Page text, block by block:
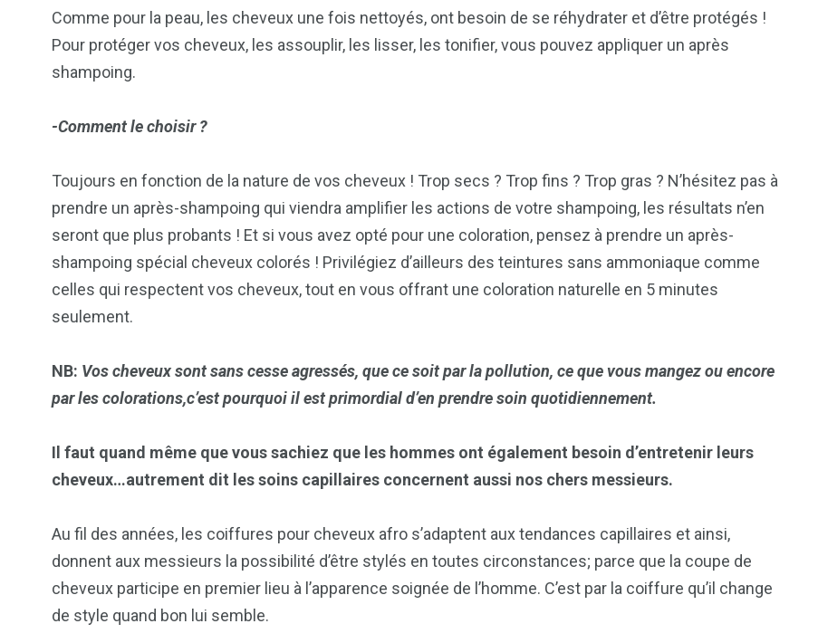
Comme pour la peau, les cheveux une fois nettoyés, ont besoin de se réhydrater et d’être protégés !
Pour protéger vos cheveux, les assouplir, les lisser, les tonifier, vous pouvez appliquer un après
shampoing.
-Comment le choisir ?
Toujours en fonction de la nature de vos cheveux ! Trop secs ? Trop fins ? Trop gras ? N’hésitez pas à
prendre un après-shampoing qui viendra amplifier les actions de votre shampoing, les résultats n’en
seront que plus probants ! Et si vous avez opté pour une coloration, pensez à prendre un après-
shampoing spécial cheveux colorés ! Privilégiez d’ailleurs des teintures sans ammoniaque comme
celles qui respectent vos cheveux, tout en vous offrant une coloration naturelle en 5 minutes
seulement.
NB: Vos cheveux sont sans cesse agressés, que ce soit par la pollution, ce que vous mangez ou encore
par les colorations,c’est pourquoi il est primordial d’en prendre soin quotidiennement.
Il faut quand même que vous sachiez que les hommes ont également besoin d’entretenir leurs
cheveux…autrement dit les soins capillaires concernent aussi nos chers messieurs.
Au fil des années, les coiffures pour cheveux afro s’adaptent aux tendances capillaires et ainsi,
donnent aux messieurs la possibilité d’être stylés en toutes circonstances; parce que la coupe de
cheveux participe en premier lieu à l’apparence soignée de l’homme. C’est par la coiffure qu’il change
de style quand bon lui semble.